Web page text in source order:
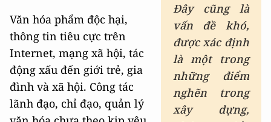
Đây cũng là
vấn đề khó,
được xác định
là một trong
những điểm
nghẽn trong
xây dựng,
Văn hóa phẩm độc hại,
thông tin tiêu cực trên
Internet, mạng xã hội, tác
động xấu đến giới trẻ, gia
đình và xã hội. Công tác
lãnh đạo, chỉ đạo, quản lý